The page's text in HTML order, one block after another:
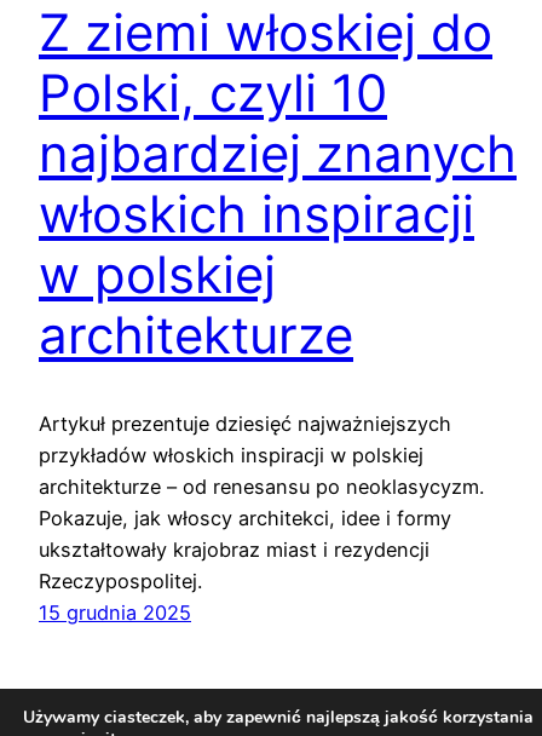
Z ziemi włoskiej do
Polski, czyli 10
najbardziej znanych
włoskich inspiracji
w polskiej
architekturze
Artykuł prezentuje dziesięć najważniejszych
przykładów włoskich inspiracji w polskiej
architekturze – od renesansu po neoklasycyzm.
Pokazuje, jak włoscy architekci, idee i formy
ukształtowały krajobraz miast i rezydencji
Rzeczypospolitej.
15 grudnia 2025
Używamy ciasteczek, aby zapewnić najlepszą jakość korzystania